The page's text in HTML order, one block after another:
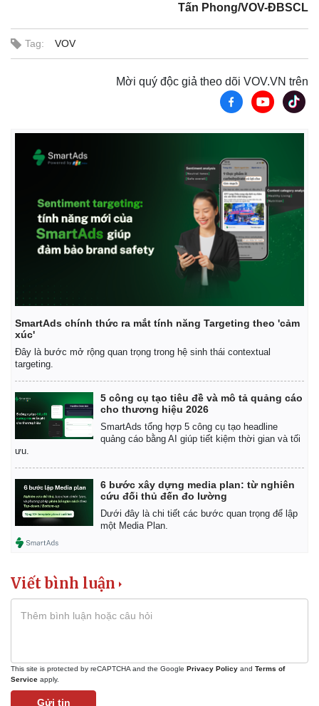
Bất động sản
Khởi nghiệp
Tiêu dùng
Chứng khoán
Giá cà phê
Tấn Phong/VOV-ĐBSCL
Tag: VOV
Mời quý độc giả theo dõi VOV.VN trên
SmartAds chính thức ra mắt tính năng Targeting theo 'cảm
xúc'
Đây là bước mở rộng quan trọng trong hệ sinh thái contextual
targeting.
5 công cụ tạo tiêu đề và mô tả quảng cáo
cho thương hiệu 2026
SmartAds tổng hợp 5 công cụ tạo headline
quảng cáo bằng AI giúp tiết kiệm thời gian và tối
ưu.
6 bước xây dựng media plan: từ nghiên
cứu đối thủ đến đo lường
Dưới đây là chi tiết các bước quan trọng để lập
một Media Plan.
Viết bình luận
This site is protected by reCAPTCHA and the Google Privacy Policy and Terms of
Service apply.
Gửi tin